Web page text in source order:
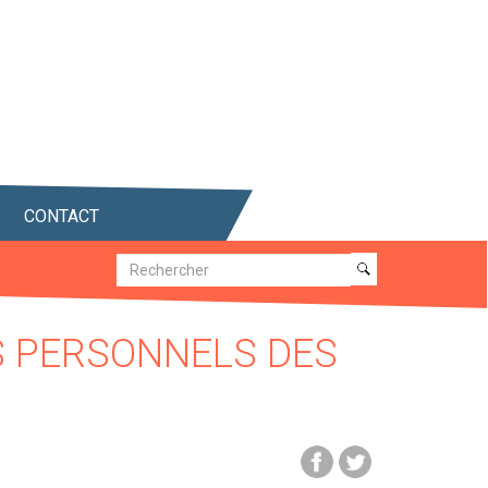
CONTACT
Recherche
Recherche
DES